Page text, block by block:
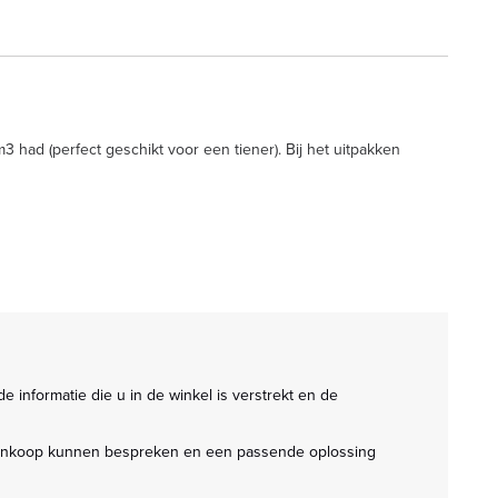
had (perfect geschikt voor een tiener). Bij het uitpakken
informatie die u in de winkel is verstrekt en de
kunnen bespreken en een passende oplossing